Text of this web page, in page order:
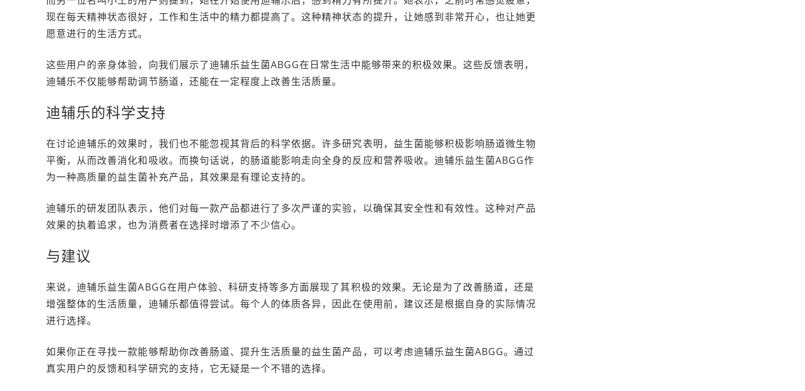
现在每天精神状态很好，工作和生活中的精力都提高了。这种精神状态的提升，让她感到非常开心，也让她更
愿意进行的生活方式。
这些用户的亲身体验，向我们展示了迪辅乐益生菌ABGG在日常生活中能够带来的积极效果。这些反馈表明，
迪辅乐不仅能够帮助调节肠道，还能在一定程度上改善生活质量。
迪辅乐的科学支持
在讨论迪辅乐的效果时，我们也不能忽视其背后的科学依据。许多研究表明，益生菌能够积极影响肠道微生物
平衡，从而改善消化和吸收。而换句话说，的肠道能影响走向全身的反应和营养吸收。迪辅乐益生菌ABGG作
为一种高质量的益生菌补充产品，其效果是有理论支持的。
迪辅乐的研发团队表示，他们对每一款产品都进行了多次严谨的实验，以确保其安全性和有效性。这种对产品
效果的执着追求，也为消费者在选择时增添了不少信心。
与建议
来说，迪辅乐益生菌ABGG在用户体验、科研支持等多方面展现了其积极的效果。无论是为了改善肠道，还是
增强整体的生活质量，迪辅乐都值得尝试。每个人的体质各异，因此在使用前，建议还是根据自身的实际情况
进行选择。
如果你正在寻找一款能够帮助你改善肠道、提升生活质量的益生菌产品，可以考虑迪辅乐益生菌ABGG。通过
真实用户的反馈和科学研究的支持，它无疑是一个不错的选择。